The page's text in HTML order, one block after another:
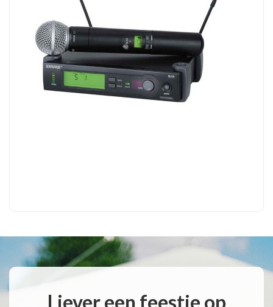
Liever een feestje op